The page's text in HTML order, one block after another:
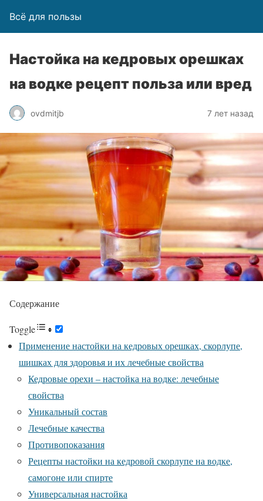
Всё для пользы
Настойка на кедровых орешках
на водке рецепт польза или вред
ovdmitjb 7 лет назад
Содержание
Toggle
Применение настойки на кедровых орешках, скорлупе,
шишках для здоровья и их лечебные свойства
Кедровые орехи – настойка на водке: лечебные
свойства
Уникальный состав
Лечебные качества
Противопоказания
Рецепты настойки на кедровой скорлупе на водке,
самогоне или спирте
Универсальная настойка